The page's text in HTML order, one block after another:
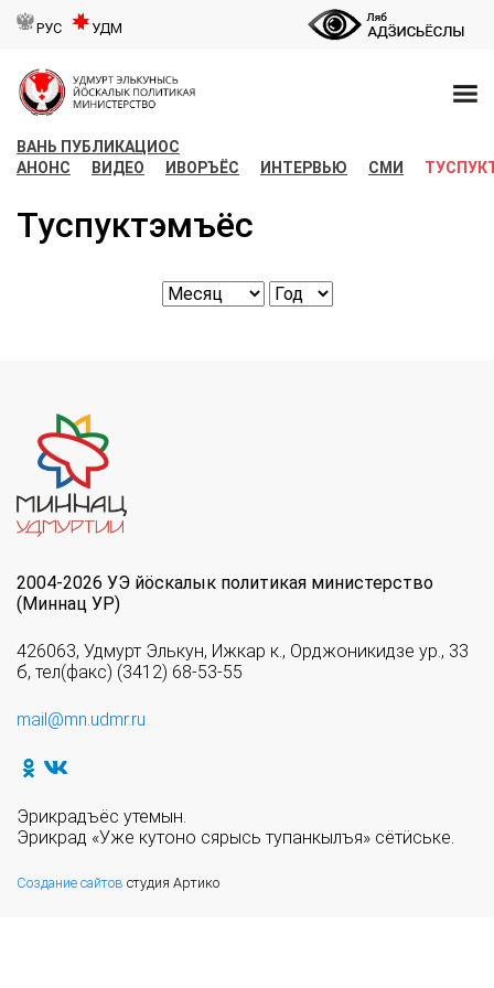
РУС УДМ
ВАНЬ ПУБЛИКАЦИОС
АНОНС
ВИДЕО ИВОРЪЁС ИНТЕРВЬЮ СМИ
Туспуктэмъёс
2004-2026 УЭ йöскалык политикая министерство
(Миннац УР)
426063, Удмурт Элькун, Ижкар к., Орджоникидзе ур., 33
б, тел(факс) (3412) 68-53-55
mail@mn.udmr.ru
Эрикрадъёс утемын.
Эрикрад «Уже кутоно сярысь тупанкылъя» сётӥське.
Создание сайтов студия Артико